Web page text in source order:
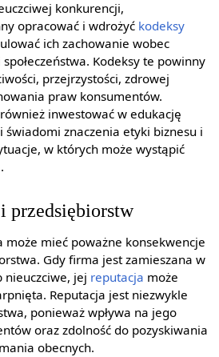
konkurencji,
opracować i wdrożyć kodeksy
ich zachowanie wobec
Kodeksy te powinny
przejrzystości, zdrowej
praw konsumentów.
inwestować w edukację
świadomi znaczenia etyki biznesu i
w których może wystąpić
przedsiębiorstw
może mieć poważne konsekwencje
Gdy firma jest zamieszana w
nieuczciwe, jej reputacja może
Reputacja jest niezwykle
ponieważ wpływa na jego
oraz zdolność do pozyskiwania
obecnych.